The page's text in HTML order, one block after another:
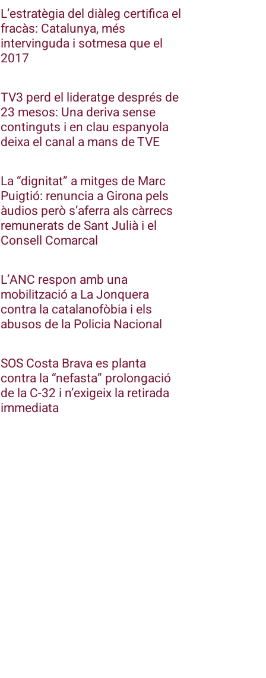
L’estratègia del diàleg certifica el
fracàs: Catalunya, més
intervinguda i sotmesa que el
2017
TV3 perd el lideratge després de
23 mesos: Una deriva sense
continguts i en clau espanyola
deixa el canal a mans de TVE
La “dignitat” a mitges de Marc
Puigtió: renuncia a Girona pels
àudios però s’aferra als càrrecs
remunerats de Sant Julià i el
Consell Comarcal
L’ANC respon amb una
mobilització a La Jonquera
contra la catalanofòbia i els
abusos de la Policia Nacional
SOS Costa Brava es planta
contra la “nefasta” prolongació
de la C-32 i n’exigeix la retirada
immediata